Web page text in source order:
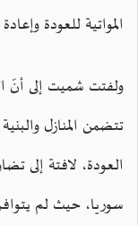
المواتية للعودة
ولفتت شميت إلى أنّ
تتضمن المنازل
العودة، لافتة إلى